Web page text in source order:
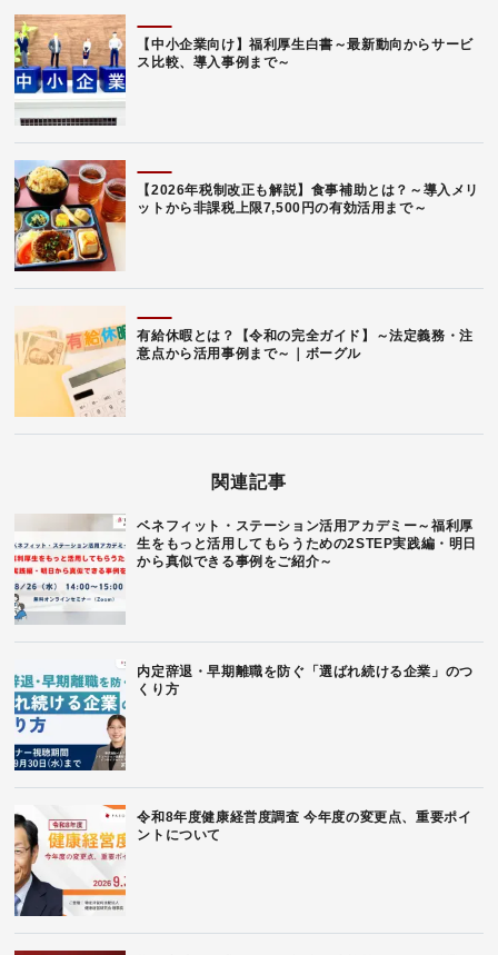
【中小企業向け】福利厚生白書～最新動向からサービ
ス比較、導入事例まで～
【2026年税制改正も解説】食事補助とは？～導入メリ
ットから非課税上限7,500円の有効活用まで～
有給休暇とは？【令和の完全ガイド】～法定義務・注
意点から活用事例まで～｜ボーグル
関連記事
ベネフィット・ステーション活用アカデミー～福利厚
生をもっと活用してもらうための2STEP実践編・明日
から真似できる事例をご紹介～
内定辞退・早期離職を防ぐ「選ばれ続ける企業」のつ
くり方
令和8年度健康経営度調査 今年度の変更点、重要ポイ
ントについて